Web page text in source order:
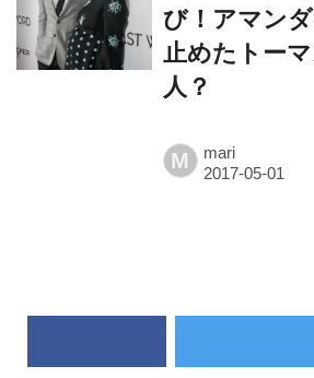
び！アマン
止めたトー
人？
M mari
作品一覧から探す（50音